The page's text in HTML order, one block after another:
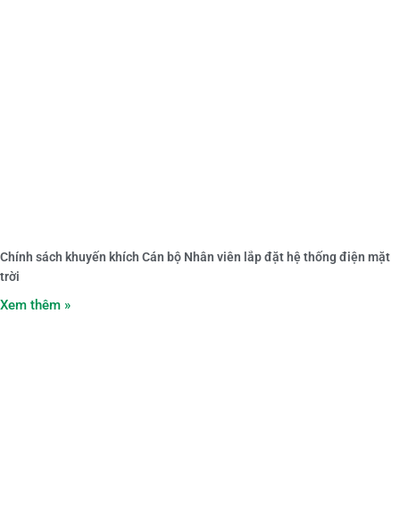
Chính sách khuyến khích Cán bộ Nhân viên lắp đặt hệ thống điện mặt
trời
Xem thêm »